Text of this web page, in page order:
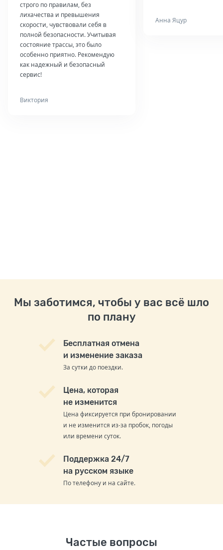
строго по правилам, без
лихачества и превышения
скорости, чувствовали себя в
полной безопасности. Учитывая
состояние трассы, это было
особенно приятно. Рекомендую
как надежный и безопасный
сервис!
Виктория
Анна Яцур
Мы заботимся, чтобы у вас всё шло
по плану
Бесплатная отмена
и изменение заказа
За сутки до поездки.
Цена, которая
не изменится
Цена фиксируется при бронировании
и не изменится из-за пробок, погоды
или времени суток.
Поддержка 24/7
на русском языке
По телефону и на сайте.
Частые вопросы